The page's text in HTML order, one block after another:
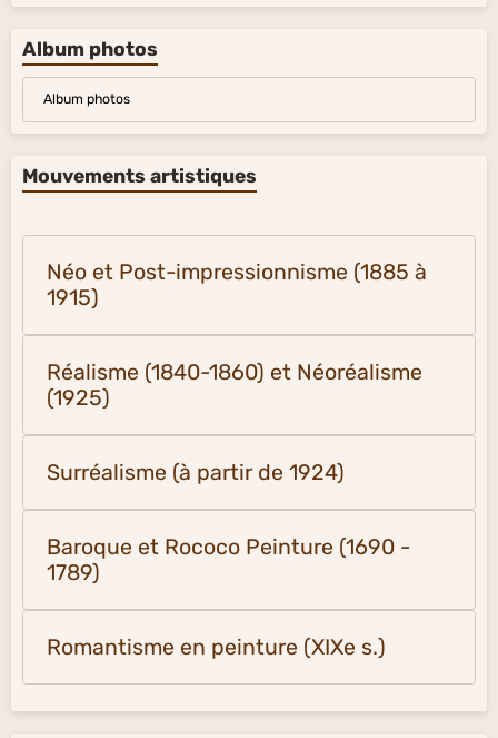
Album photos
Album photos
Mouvements artistiques
Néo et Post-impressionnisme (1885 à
1915)
Réalisme (1840-1860) et Néoréalisme
(1925)
Surréalisme (à partir de 1924)
Baroque et Rococo Peinture (1690 -
1789)
Romantisme en peinture (XIXe s.)